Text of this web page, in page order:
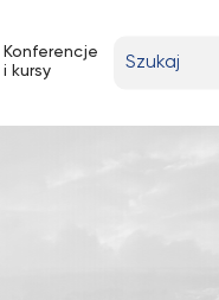
Konferencje
i kursy
wyszukiwaną